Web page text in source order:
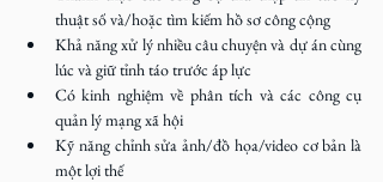
thuật số và/hoặc tìm kiếm hồ sơ công cộng
Khả năng xử lý nhiều câu chuyện và dự án cùng
lúc và giữ tỉnh táo trước áp lực
Có kinh nghiệm về phân tích và các công cụ
quản lý mạng xã hội
Kỹ năng chỉnh sửa ảnh/đồ họa/video cơ bản là
một lợi thế